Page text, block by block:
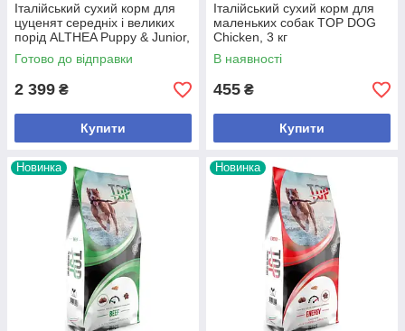
Італійський сухий корм для
цуценят середніх і великих
порід ALTHEA Puppy & Junior,
14 кг
Готово до відправки
2 399 ₴
Купити
Італійський сухий корм для
маленьких собак TOP DOG
Chicken, 3 кг
В наявності
455 ₴
Купити
Новинка Новинка